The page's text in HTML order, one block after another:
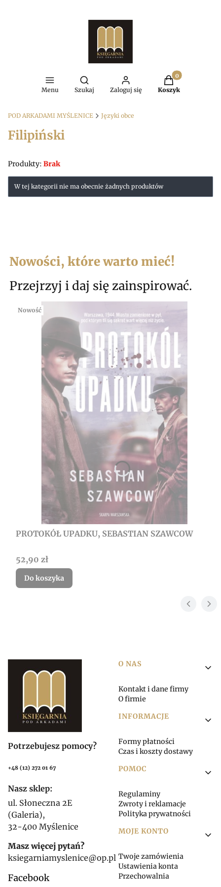
Menu
Otwórz wyszukiwarkę
Szukaj Zaloguj się
Produkty w
Koszyk
POD ARKADAMI MYŚLENICE Języki obce
Filipiński
Produkty: Brak
Lista produktów
W tej kategorii nie ma obecnie żadnych produktów
Nowości, które warto mieć!
Przejrzyj i daj się zainspirować.
Nowość
PROTOKÓŁ UPADKU, SEBASTIAN SZAWCOW
Cena
52,90 zł
Do koszyka
Potrzebujesz pomocy?
+48 (12) 272 01 67
Nasz sklep:
ul. Słoneczna 2E
(Galeria),
32-400 Myślenice
Masz więcej pytań?
ksiegarniamyslenice@op.pl
Facebook
Linki w stopce
O NAS
Kontakt i dane firmy
O firmie
INFORMACJE
Formy płatności
Czas i koszty dostawy
POMOC
Regulaminy
Zwroty i reklamacje
Polityka prywatności
MOJE KONTO
Twoje zamówienia
Ustawienia konta
Przechowalnia